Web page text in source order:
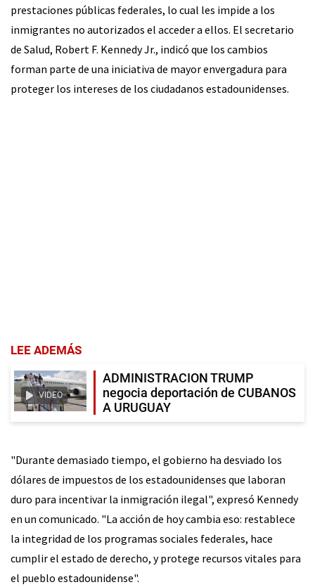
prestaciones públicas federales, lo cual les impide a los
inmigrantes no autorizados el acceder a ellos. El secretario
de Salud, Robert F. Kennedy Jr., indicó que los cambios
forman parte de una iniciativa de mayor envergadura para
proteger los intereses de los ciudadanos estadounidenses.
LEE ADEMÁS
VIDEO
ADMINISTRACION TRUMP
negocia deportación de CUBANOS
A URUGUAY
"Durante demasiado tiempo, el gobierno ha desviado los
dólares de impuestos de los estadounidenses que laboran
duro para incentivar la inmigración ilegal", expresó Kennedy
en un comunicado. "La acción de hoy cambia eso: restablece
la integridad de los programas sociales federales, hace
cumplir el estado de derecho, y protege recursos vitales para
el pueblo estadounidense".